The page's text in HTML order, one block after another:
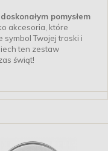
pomysłem
akcesoria, które
symbol Twojej troski i
ten zestaw
świąt!